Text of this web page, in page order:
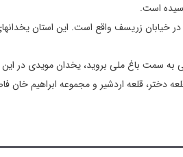
خیابان زریسف واقع است. این استان
سمت باغ ملی بروید، یخدان مویدی در
دختر، قلعه اردشیر و مجموعه ابراهیم خان